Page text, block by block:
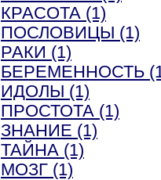
КРАСОТА (1)
ПОСЛОВИЦЫ (1)
РАКИ (1)
БЕРЕМЕННОСТЬ
ИДОЛЫ (1)
ПРОСТОТА (1)
ЗНАНИЕ (1)
ТАЙНА (1)
МОЗГ (1)